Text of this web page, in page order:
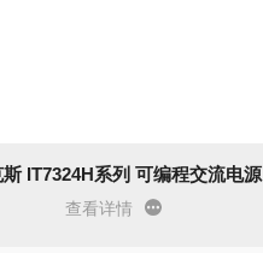
IT7324H系列 可编程交流电源
查看详情